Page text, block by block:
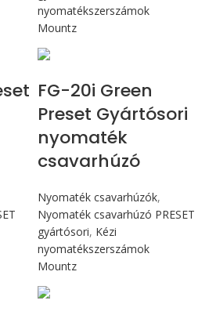
nyomatékszerszámok
Mountz
FG-20i Green
Preset Gyártósori
nyomaték
csavarhúzó
Nyomaték csavarhúzók,
Nyomaték csavarhúzó PRESET
gyártósori, Kézi
nyomatékszerszámok
Mountz